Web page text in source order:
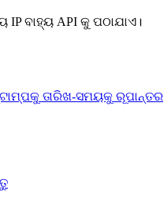
ବାହ୍ୟ API କୁ ପଠାଯାଏ।
ତାରିଖ-ସମୟକୁ ରୂପାନ୍ତର